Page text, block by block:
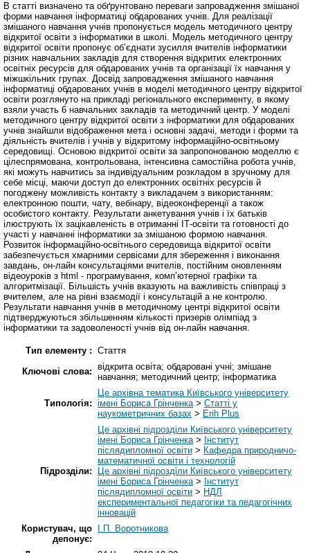
В статті визначено та обґрунтовано переваги запровадження змішаної
форми навчання інформатиці обдарованих учнів. Для реалізації
змішаного навчання учнів пропонується модель методичного центру
відкритої освіти з інформатики в школі. Модель методичного центру
відкритої освіти пропонує об’єднати зусилля вчителів інформатики
різних навчальних закладів для створення відкритих електронних
освітніх ресурсів для обдарованих учнів та організації їх навчання у
міжшкільних групах. Досвід запровадження змішаного навчання
інформатиці обдарованих учнів в моделі методичного центру відкритої
освіти розглянуто на прикладі регіонального експерименту, в якому
взяли участь 6 навчальних закладів та методичний центр. У моделі
методичного центру відкритої освіти з інформатики для обдарованих
учнів знайшли відображення мета і основні задачі, методи і форми та
діяльність вчителів і учнів у відкритому інформаційно-освітньому
середовищі. Основою відкритої освіти за запропонованою моделлю є
цілеспрямована, контрольована, інтенсивна самостійна робота учнів,
які можуть навчитись за індивідуальним розкладом в зручному для
себе місці, маючи доступ до електронних освітніх ресурсів й
погоджену можливість контакту з викладачем з використанням:
електронною пошти, чату, вебінару, відеоконференції а також
особистого контакту. Результати анкетування учнів і їх батьків
ілюструють їх зацікавленість в отриманні ІТ-освіти та готовності до
участі у навчанні інформатики за змішаною формою навчання.
Розвиток інформаційно-освітнього середовища відкритої освіти
забезпечується хмарними сервісами для збереження і виконання
завдань, он-лайн консультаціями вчителів, постійним оновленням
відеоуроків з html - програмування, комп’ютерної графіки та
алгоритмізації. Більшість учнів вказують на важливість співпраці з
вчителем, але на рівні взаємодії і консультацій а не контролю.
Результати навчання учнів в методичному центрі відкритої освіти
підтверджуються збільшенням кількості призерів олімпіад з
інформатики та задоволеності учнів від он-лайн навчання.
Тип елементу : Стаття
Ключові слова: відкрита освіта; обдаровані учні; змішане
навчання; методичний центр; інформатика
Типологія:
Це архівна тематика Київського університету
імені Бориса Грінченка > Статті у
наукометричних базах > Erih Plus
Підрозділи:
Це архівні підрозділи Київського університету
імені Бориса Грінченка > Інститут
післядипломної освіти > Кафедра природничо-
математичної освіти і технологій
Це архівні підрозділи Київського університету
імені Бориса Грінченка > Інститут
післядипломної освіти > НДЛ
експериментальної педагогіки та педагогічних
інновацій
Користувач, що
депонує:
І.П. Воротникова